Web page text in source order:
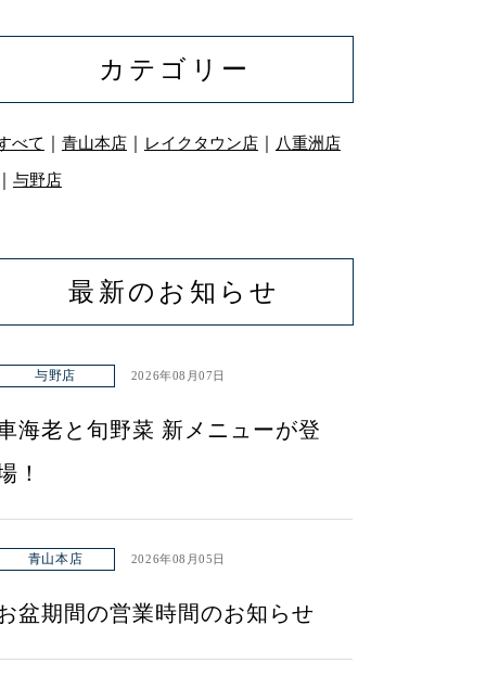
カテゴリー
べて 青山本店｜ レイクタウン店｜ 八重洲店
与野店
最新のお知らせ
与野店 2026年08月07日
海老と旬野菜 新メニューが登
！
青山本店 2026年08月05日
盆期間の営業時間のお知らせ